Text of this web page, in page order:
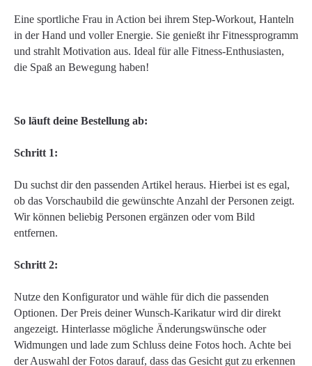
Eine sportliche Frau in Action bei ihrem Step-Workout, Hanteln
in der Hand und voller Energie. Sie genießt ihr Fitnessprogramm
und strahlt Motivation aus. Ideal für alle Fitness-Enthusiasten,
die Spaß an Bewegung haben!
So läuft deine Bestellung ab:
Schritt 1:
Du suchst dir den passenden Artikel heraus. Hierbei ist es egal,
ob das Vorschaubild die gewünschte Anzahl der Personen zeigt.
Wir können beliebig Personen ergänzen oder vom Bild
entfernen.
Schritt 2:
Nutze den Konfigurator und wähle für dich die passenden
Optionen. Der Preis deiner Wunsch-Karikatur wird dir direkt
angezeigt. Hinterlasse mögliche Änderungswünsche oder
Widmungen und lade zum Schluss deine Fotos hoch. Achte bei
der Auswahl der Fotos darauf, dass das Gesicht gut zu erkennen